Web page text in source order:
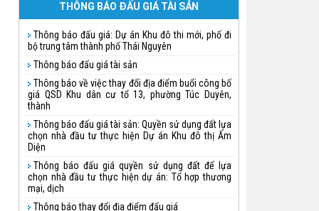
Thông báo quyết định Đăng ký tập sự hành nghề
Thông báo quyết định Đăng ký tập sự hành nghề
công chứng (Triệu Thị Thanh Doãn)
Thông báo quyết định Đăng ký tập sự hành nghề
công chứng
Thông báo quyết định Đăng ký tập sự hành nghề
công chứng (Chu Ngọc Linh)
Thông báo về việc đăng ký hành nghề và cấp thẻ
Thừa phát lại cho bà Lưu Vũ Nhật Minh
Thông báo về việc thành lập Văn phòng Thừa
phát lại trên địa bàn tỉnh Thái Nguyên
Thông báo việc thụ lý công chứng phân chia di
sản (Văn phòng công chứng Bùi Hạ)
THÔNG BÁO ĐẤU GIÁ TÀI SẢN
Thông báo đấu giá: Dự án Khu đô thi mới, phố đi
bộ trung tâm thành phố Thái Nguyên
Thông báo đấu giá tài sản
Thông báo về việc thay đổi địa điểm buổi công bố
giá QSD Khu dân cư tổ 13, phường Túc Duyên,
thành
Thông báo đấu giá tài sản: Quyền sử dụng đất lựa
chọn nhà đầu tư thực hiện Dự án Khu đô thị Ấm
Diện
Thông báo đấu giá quyền sử dụng đất để lựa
chọn nhà đầu tư thực hiện dự án: Tổ hợp thương
mại, dịch
Thông báo thay đổi địa điểm đấu giá